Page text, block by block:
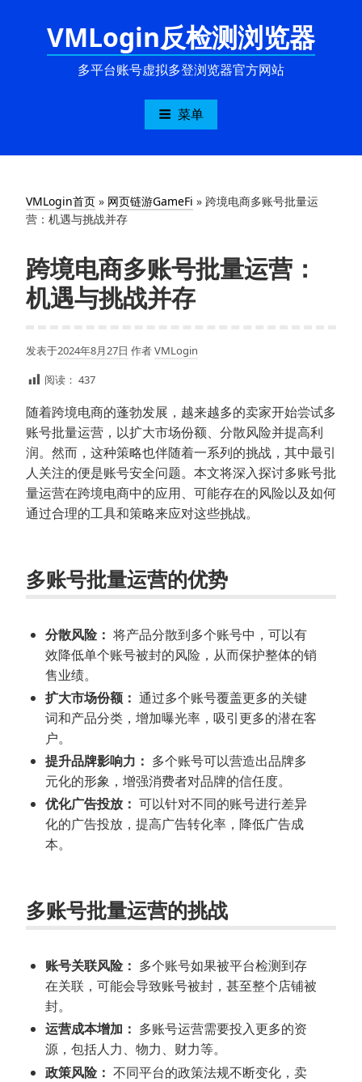
VMLogin反检测浏览器
多平台账号虚拟多登浏览器官方网站
菜单
VMLogin首页 » 网页链游GameFi » 跨境电商多账号批量运
营：机遇与挑战并存
跨境电商多账号批量运营：
机遇与挑战并存
发表于2024年8月27日 作者VMLogin
阅读： 437
随着跨境电商的蓬勃发展，越来越多的卖家开始尝试多
账号批量运营，以扩大市场份额、分散风险并提高利
润。然而，这种策略也伴随着一系列的挑战，其中最引
人关注的便是账号安全问题。本文将深入探讨多账号批
量运营在跨境电商中的应用、可能存在的风险以及如何
通过合理的工具和策略来应对这些挑战。
多账号批量运营的优势
分散风险： 将产品分散到多个账号中，可以有
效降低单个账号被封的风险，从而保护整体的销
售业绩。
扩大市场份额： 通过多个账号覆盖更多的关键
词和产品分类，增加曝光率，吸引更多的潜在客
户。
提升品牌影响力： 多个账号可以营造出品牌多
元化的形象，增强消费者对品牌的信任度。
优化广告投放： 可以针对不同的账号进行差异
化的广告投放，提高广告转化率，降低广告成
本。
多账号批量运营的挑战
账号关联风险： 多个账号如果被平台检测到存
在关联，可能会导致账号被封，甚至整个店铺被
封。
运营成本增加： 多账号运营需要投入更多的资
源，包括人力、物力、财力等。
政策风险： 不同平台的政策法规不断变化，卖